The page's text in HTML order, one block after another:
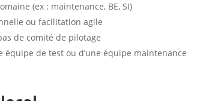
(ex : maintenance, BE, SI)
ou facilitation agile
de comité de pilotage
équipe de test ou d’une équipe maintenance